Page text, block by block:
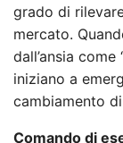
grado di
mercato.
dall’ansia come
iniziano a
cambiamento
Comando di